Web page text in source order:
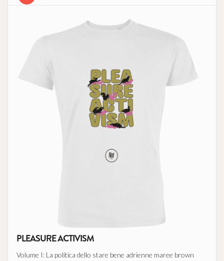
PLEASURE ACTIVISM
Volume I: La politica dello stare bene adrienne maree brown